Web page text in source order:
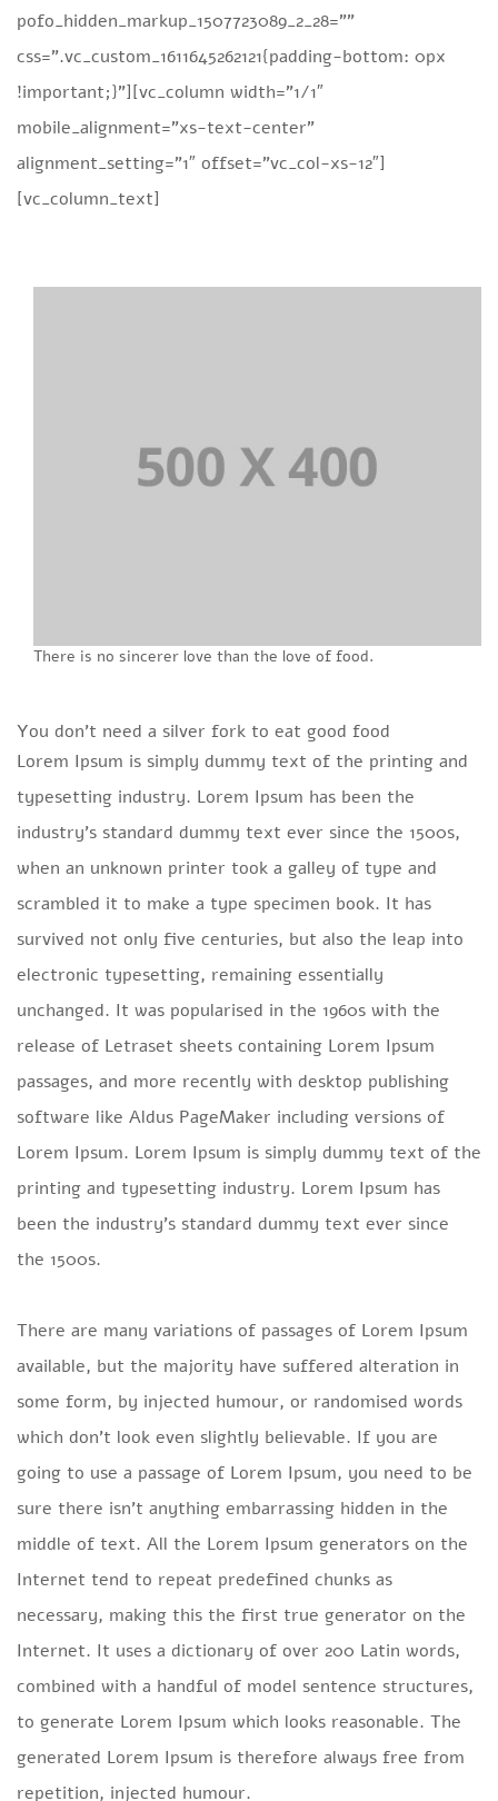
pofo_hidden_markup_1507723089_2_28=””
css=”.vc_custom_1611645262121{padding-bottom: 0px
!important;}”][vc_column width=”1/1″
mobile_alignment=”xs-text-center”
alignment_setting=”1″ offset=”vc_col-xs-12″]
[vc_column_text]
There is no sincerer love than the love of food.
You don’t need a silver fork to eat good food
Lorem Ipsum is simply dummy text of the printing and
typesetting industry. Lorem Ipsum has been the
industry’s standard dummy text ever since the 1500s,
when an unknown printer took a galley of type and
scrambled it to make a type specimen book. It has
survived not only five centuries, but also the leap into
electronic typesetting, remaining essentially
unchanged. It was popularised in the 1960s with the
release of Letraset sheets containing Lorem Ipsum
passages, and more recently with desktop publishing
software like Aldus PageMaker including versions of
Lorem Ipsum. Lorem Ipsum is simply dummy text of the
printing and typesetting industry. Lorem Ipsum has
been the industry’s standard dummy text ever since
the 1500s.
There are many variations of passages of Lorem Ipsum
available, but the majority have suffered alteration in
some form, by injected humour, or randomised words
which don’t look even slightly believable. If you are
going to use a passage of Lorem Ipsum, you need to be
sure there isn’t anything embarrassing hidden in the
middle of text. All the Lorem Ipsum generators on the
Internet tend to repeat predefined chunks as
necessary, making this the first true generator on the
Internet. It uses a dictionary of over 200 Latin words,
combined with a handful of model sentence structures,
to generate Lorem Ipsum which looks reasonable. The
generated Lorem Ipsum is therefore always free from
repetition, injected humour.